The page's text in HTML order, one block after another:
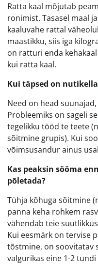
Ratta kaal mõjutab
ronimist. Tasasel maal
kaaluvahe rattal
maastikku, siis iga
on ratturi enda
kui ratta kaal.
Kui täpsed on
Need on head
Probleemiks on sageli
tegelikku tööd te teete
sõitmine grupis). Kui
võimsusandur ainus
Kas peaksin sööma
põletada?
Tühja kõhuga sõitmine
panna keha rohkem
vähendab teie
Kui eesmärk on tervise
tõstmine, on soovitatav
valgurikas eine 1-2